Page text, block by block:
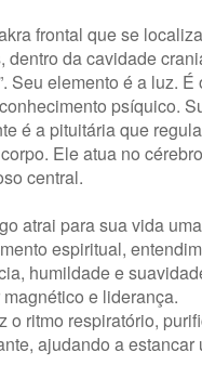
frontal que se
dentro da cavidade
Seu elemento é a luz.
psíquico.
é a pituitária que
Ele atua no
central.
atrai para sua vida
espiritual,
humildade e
e liderança.
o ritmo respiratório,
ajudando a estancar